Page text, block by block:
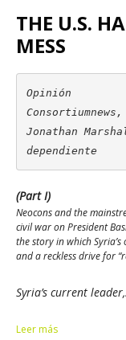
THE U.S.
MESS
Opinión
Jonathan
dependiente
(Part I)
Neocons and the
civil war on President
the story in which
and a reckless drive for
Syria’s current
Leer más